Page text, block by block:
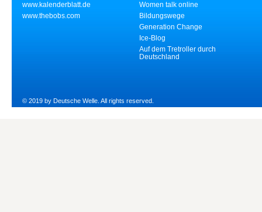
www.kalenderblatt.de
www.thebobs.com
Women talk online
Bildungswege
Generation Change
Ice-Blog
Auf dem Tretroller durch
Deutschland
© 2019 by Deutsche Welle. All rights reserved.